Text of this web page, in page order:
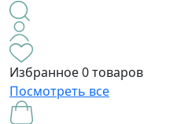
Избранное0 товаров
Посмотреть все